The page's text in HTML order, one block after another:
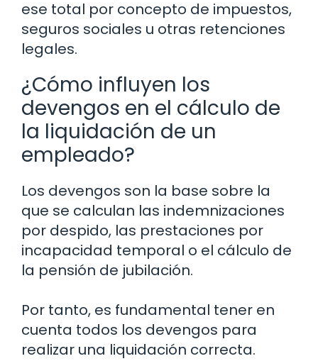
ese total por concepto de impuestos,
seguros sociales u otras retenciones
legales.
¿Cómo influyen los
devengos en el cálculo de
la liquidación de un
empleado?
Los devengos son la base sobre la
que se calculan las indemnizaciones
por despido, las prestaciones por
incapacidad temporal o el cálculo de
la pensión de jubilación.
Por tanto, es fundamental tener en
cuenta todos los devengos para
realizar una liquidación correcta.